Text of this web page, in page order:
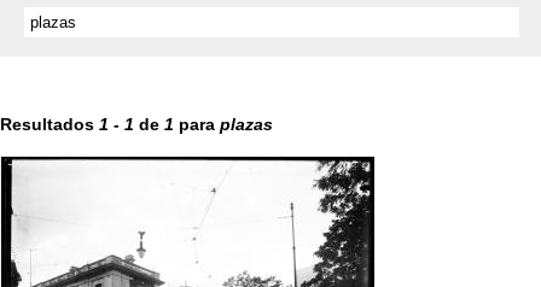
Resultados 1 - 1 de 1 para plazas